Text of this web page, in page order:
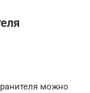
можно